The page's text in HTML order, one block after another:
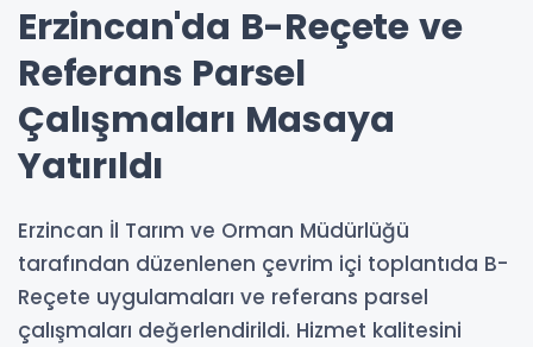
Erzincan'da B-Reçete ve
Referans Parsel
Çalışmaları Masaya
Yatırıldı
Erzincan İl Tarım ve Orman Müdürlüğü
tarafından düzenlenen çevrim içi toplantıda B-
Reçete uygulamaları ve referans parsel
çalışmaları değerlendirildi. Hizmet kalitesini